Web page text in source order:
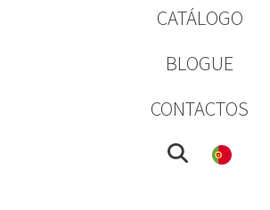
CATÁLOGO
BLOGUE
CONTACTOS